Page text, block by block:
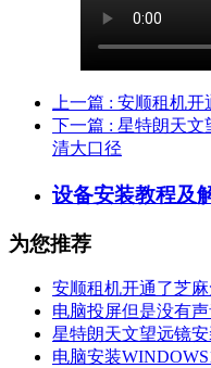
上一篇 : 安顺租机开
下一篇 : 星特朗天文
清大口径
设备安装教程及
为您推荐
安顺租机开通了芝
电脑投屏但是没有
星特朗天文望远镜
电脑安装